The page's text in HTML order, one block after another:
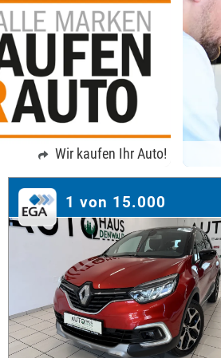
Wir kaufen Ihr Auto!
1 von 15.000